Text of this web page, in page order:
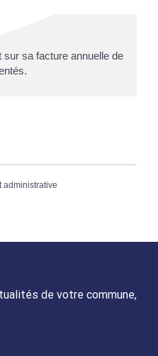
sa facture annuelle de
administrative
de votre commune,